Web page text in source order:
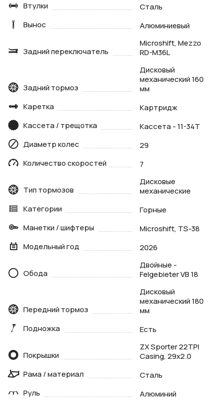
Втулки
Сталь
Вынос
Алюминиевый
Задний переключатель
Microshift, Mezzo
RD-M36L
Задний тормоз
Дисковый
механический 160
мм
Каретка
Картридж
Кассета / трещотка
Кассета - 11-34Т
Диаметр колес
29
Количество скоростей
7
Тип тормозов
Дисковые
механические
Категории
Горные
Манетки / шифтеры
Microshift, TS-38
Модельный год
2026
Обода
Двойные -
Felgebieter VB 18
Передний тормоз
Дисковый
механический 180
мм
Подножка
Есть
Покрышки
ZX Sporter 22TPI
Casing, 29x2.0
Рама / материал
Сталь
Руль
Алюминий